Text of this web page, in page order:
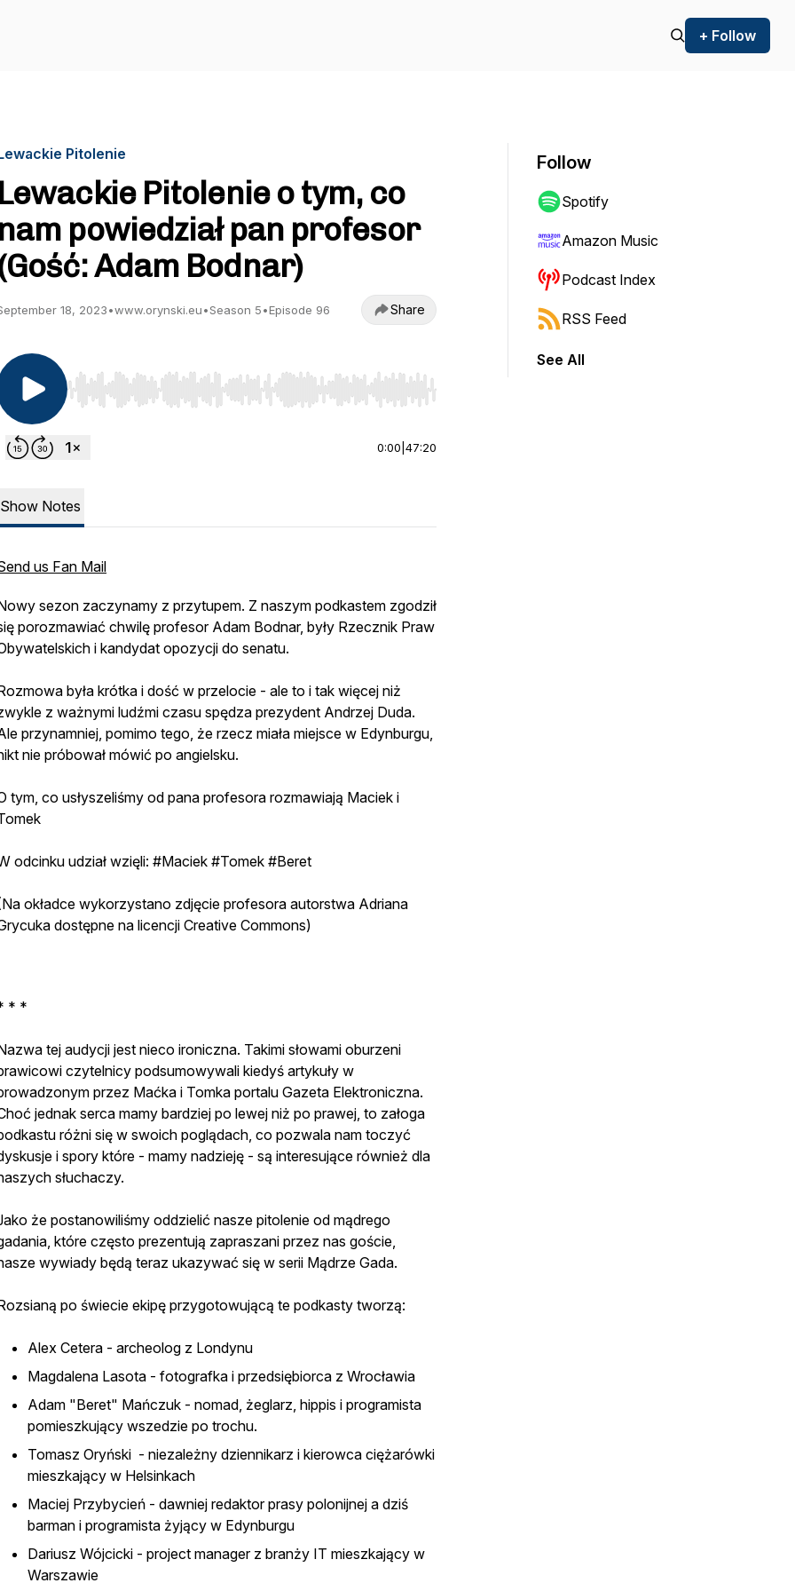
+ Follow
Pitolenie
Lewackie Pitolenie o tym, co
nam powiedział pan profesor
Adam Bodnar)
18, 2023•www.orynski.eu•Season 5•Episode 96 Share
Use Left/Right to seek, Home/End to jump to start or end. Hold shift to jump forward or backward.
0:00 47:20
Show Notes
us Fan Mail
sezon zaczynamy z przytupem. Z naszym podkastem zgodził
porozmawiać chwilę profesor Adam Bodnar, były Rzecznik Praw
i kandydat opozycji do senatu.
była krótka i dość w przelocie - ale to i tak więcej niż
z ważnymi ludźmi czasu spędza prezydent Andrzej Duda.
przynamniej, pomimo tego, że rzecz miała miejsce w Edynburgu,
nie próbował mówić po angielsku.
tym, co usłyszeliśmy od pana profesora rozmawiają Maciek i
odcinku udział wzięli: #Maciek #Tomek #Beret
okładce wykorzystano zdjęcie profesora autorstwa Adriana
dostępne na licencji Creative Commons)
* *
tej audycji jest nieco ironiczna. Takimi słowami oburzeni
czytelnicy podsumowywali kiedyś artykuły w
przez Maćka i Tomka portalu Gazeta Elektroniczna.
jednak serca mamy bardziej po lewej niż po prawej, to załoga
różni się w swoich poglądach, co pozwala nam toczyć
i spory które - mamy nadzieję - są interesujące również dla
słuchaczy.
że postanowiliśmy oddzielić nasze pitolenie od mądrego
które często prezentują zapraszani przez nas goście,
wywiady będą teraz ukazywać się w serii Mądrze Gada.
po świecie ekipę przygotowującą te podkasty tworzą:
Alex Cetera - archeolog z Londynu
Magdalena Lasota - fotografka i przedsiębiorca z Wrocławia
Adam "Beret" Mańczuk - nomad, żeglarz, hippis i programista
pomieszkujący wszedzie po trochu.
Tomasz Oryński - niezależny dziennikarz i kierowca ciężarówki
mieszkający w Helsinkach
Maciej Przybycień - dawniej redaktor prasy polonijnej a dziś
barman i programista żyjący w Edynburgu
Dariusz Wójcicki - project manager z branży IT mieszkający w
Warszawie
Follow
Spotify
Amazon Music
Podcast Index
RSS Feed
See All